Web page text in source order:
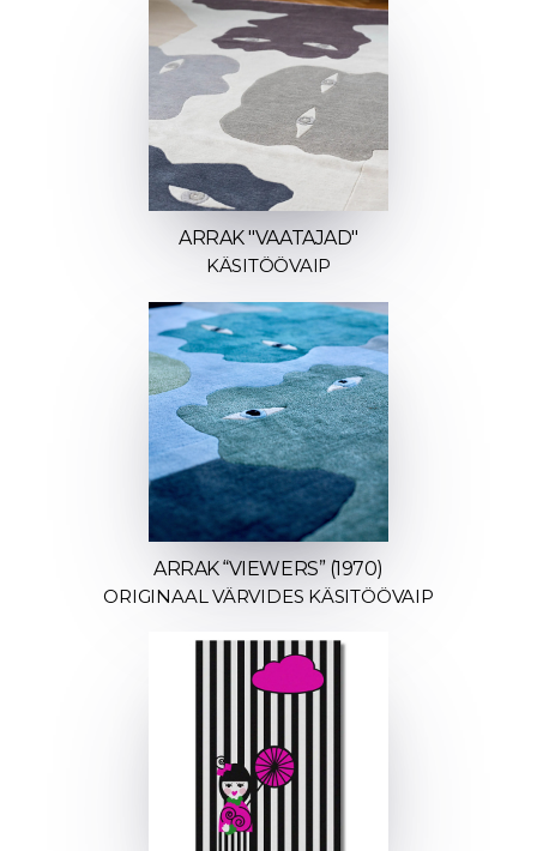
ARRAK "VAATAJAD"
KÄSITÖÖVAIP
ARRAK “VIEWERS” (1970)
ORIGINAAL VÄRVIDES KÄSITÖÖVAIP